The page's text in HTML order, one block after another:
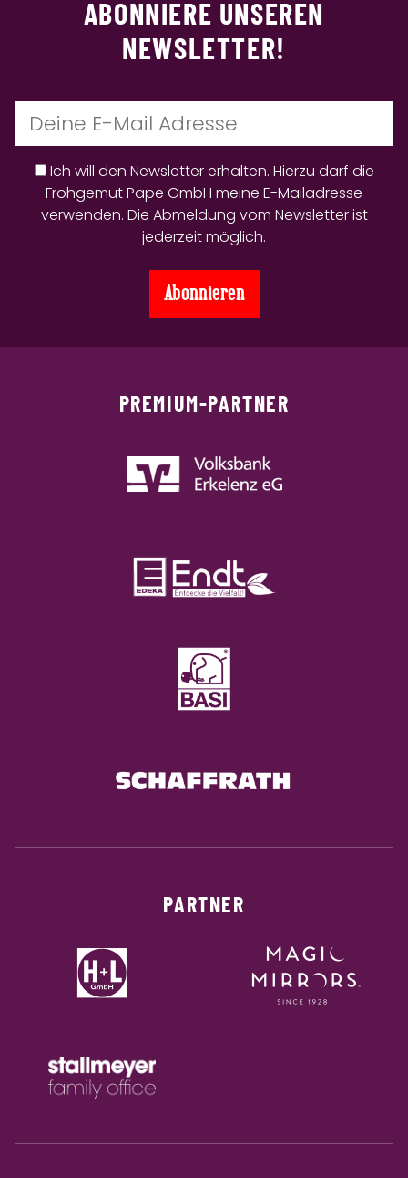
ABONNIERE UNSEREN
NEWSLETTER!
Ich will den Newsletter erhalten. Hierzu darf die
Frohgemut Pape GmbH meine E-Mailadresse
verwenden. Die Abmeldung vom Newsletter ist
jederzeit möglich.
PREMIUM-PARTNER
PARTNER